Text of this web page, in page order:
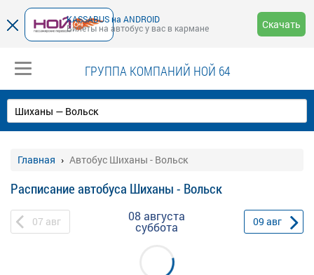
KASSABUS на ANDROID
Билеты на автобус у вас в кармане
Скачать
ГРУППА КОМПАНИЙ НОЙ 64
Главная Автобус Шиханы - Вольск
Расписание автобуса Шиханы - Вольск
07 авг 08 августа
суббота 09 авг